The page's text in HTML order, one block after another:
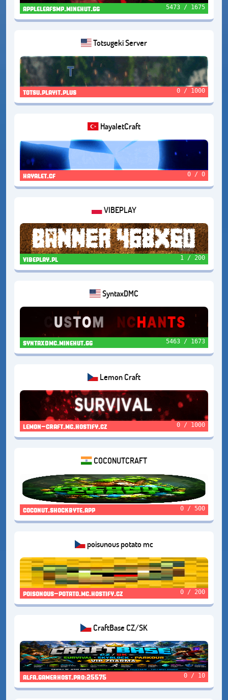
appleleafsmp.minehut.gg 5473 / 1675
Totsugeki Server
totsu.playit.plus 0 / 1000
HayaletCraft
hayalet.cf 0 / 0
VIBEPLAY
vibeplay.pl 1 / 200
SyntaxDMC
syntaxdmc.minehut.gg 5463 / 1673
Lemon Craft
lemon-craft.mc.hostify.cz 0 / 1000
COCONUTCRAFT
coconut.shockbyte.app 0 / 500
poisunous potato mc
poisonous-potato.mc.hostify.cz 0 / 200
CraftBase CZ/SK
alfa.gamerhost.pro:25575 0 / 10